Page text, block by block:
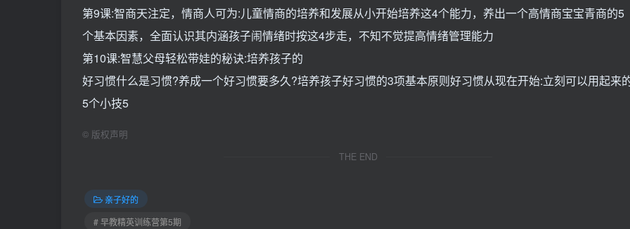
第9课:智商天注定，情商人可为:儿童情商的培养和发展从小开始培养这4个能力，养出一个高情商宝宝青商的5
个基本因素，全面认识其内涵孩子闹情绪时按这4步走，不知不觉提高情绪管理能力
第10课:智慧父母轻松带娃的秘诀:培养孩子的
好习惯什么是习惯?养成一个好习惯要多久?培养孩子好习惯的3项基本原则好习惯从现在开始:立刻可以用起来
5个小技5
© 版权声明
THE END
亲子好的
# 早教精英训练营第5期